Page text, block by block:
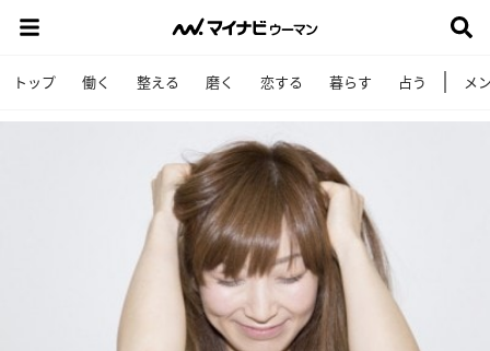
トップ 働く 整える 磨く 恋する 暮らす 占う メ